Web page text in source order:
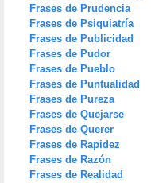
Frases de Prudencia
Frases de Psiquiatría
Frases de Publicidad
Frases de Pudor
Frases de Pueblo
Frases de Puntualidad
Frases de Pureza
Frases de Quejarse
Frases de Querer
Frases de Rapidez
Frases de Razón
Frases de Realidad